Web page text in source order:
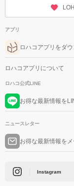
アプリ
ロハコアプリをダ
ロハコアプリについて
ロハコ公式LINE
お得な最新情報を
ニュースレター
お得な最新情報を
Instagram